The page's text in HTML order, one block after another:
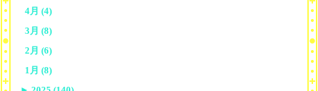
4月 (4)
3月 (8)
2月 (6)
1月 (8)